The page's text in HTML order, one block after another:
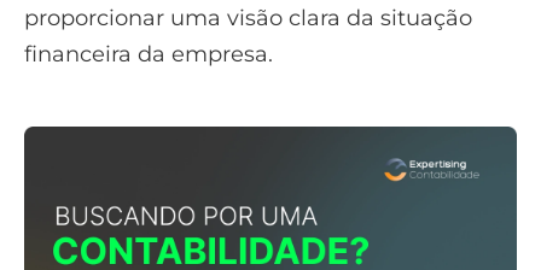
proporcionar uma visão clara da situação
financeira da empresa.